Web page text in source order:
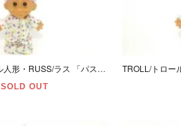
TROLL/トロール人形・RUSS/ラス 「パステルパープル/Ｍ/イースターラビット」
SOLD OUT